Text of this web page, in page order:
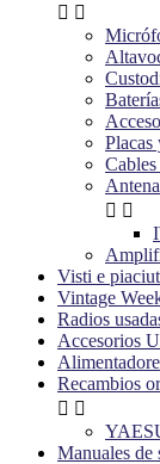
 
Placas
 
Visti e
Vintage
Radios
Accesorios
Recambios
 
Manuales